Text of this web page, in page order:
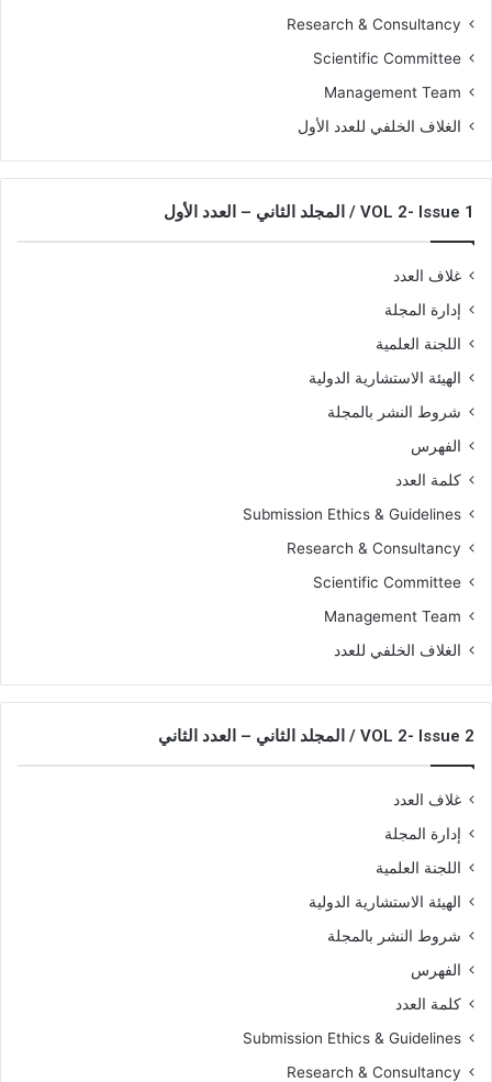
Research & Consultancy
Scientific Committee
Management Team
الغلاف الخلفي للعدد الأول
VOL 2- Issue 1 / المجلد الثاني – العدد الأول
غلاف العدد
إدارة المجلة
اللجنة العلمية
الهيئة الاستشارية الدولية
شروط النشر بالمجلة
الفهرس
كلمة العدد
Submission Ethics & Guidelines
Research & Consultancy
Scientific Committee
Management Team
الغلاف الخلفي للعدد
VOL 2- Issue 2 / المجلد الثاني – العدد الثاني
غلاف العدد
إدارة المجلة
اللجنة العلمية
الهيئة الاستشارية الدولية
شروط النشر بالمجلة
الفهرس
كلمة العدد
Submission Ethics & Guidelines
Research & Consultancy